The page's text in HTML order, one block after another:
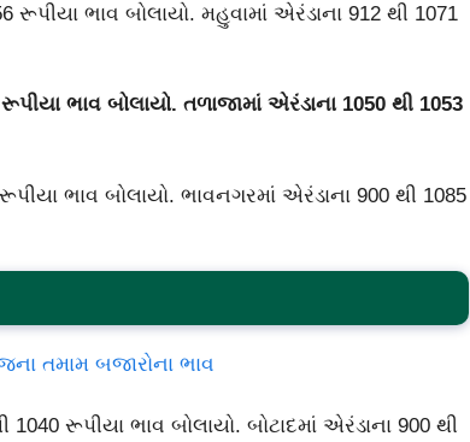
ભાવ બોલાયો. મહુવામાં એરંડાના 912 થી 1071
ભાવ બોલાયો. તળાજામાં એરંડાના 1050 થી 1053
ભાવ બોલાયો. ભાવનગરમાં એરંડાના 900 થી 1085
તમામ બજારોના ભાવ
રૂપીયા ભાવ બોલાયો. બોટાદમાં એરંડાના 900 થી